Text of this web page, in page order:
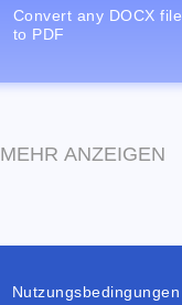
Convert any DOCX file
to PDF
MEHR ANZEIGEN
Nutzungsbedingungen